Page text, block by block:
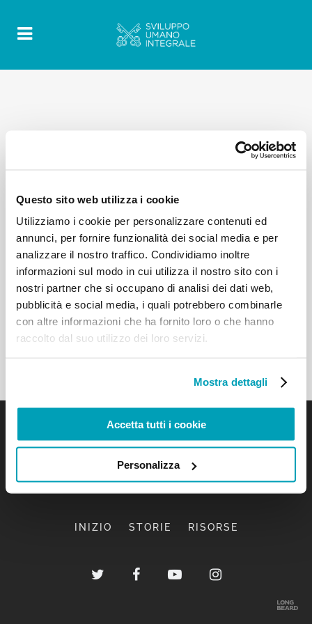
Questo sito web utilizza i cookie
Utilizziamo i cookie per personalizzare contenuti ed
annunci, per fornire funzionalità dei social media e per
analizzare il nostro traffico. Condividiamo inoltre
informazioni sul modo in cui utilizza il nostro sito con i
nostri partner che si occupano di analisi dei dati web,
pubblicità e social media, i quali potrebbero combinarle
con altre informazioni che ha fornito loro o che hanno
raccolto dal suo utilizzo dei loro servizi.
Mostra dettagli
Accetta tutti i cookie
Personalizza
INIZIO STORIE RISORSE